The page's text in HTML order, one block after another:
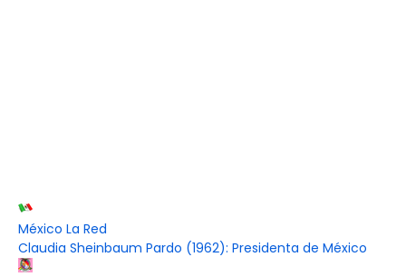
México La Red
Claudia Sheinbaum Pardo (1962): Presidenta de México